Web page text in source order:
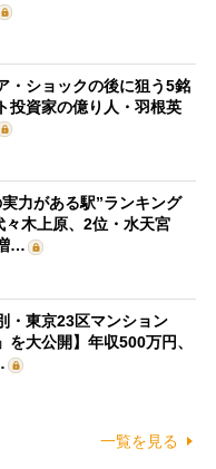
・ショックの後に狙う5銘
投資家の億り人・羽根英
実力がある駅”ランキング
々木上原、2位・水天宮
…
・東京23区マンション
を大公開】年収500万円、
一覧を見る